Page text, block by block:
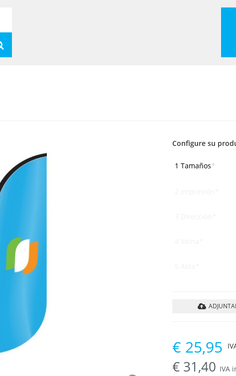
Configure su
1 Tamaños*
€ 25,95
€ 31,40 IVA